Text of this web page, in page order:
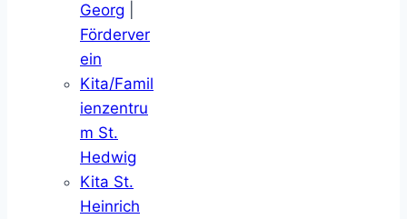
Georg
Förderver
ein
Kita/Famil
ienzentru
m St.
Hedwig
Kita St.
Heinrich